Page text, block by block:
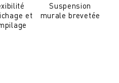
et
Suspension
murale brevetée